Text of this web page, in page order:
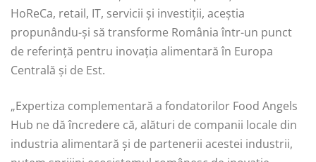
HoReCa, retail, IT, servicii și investiții, aceștia
propunându-și să transforme România într-un punct
de referință pentru inovația alimentară în Europa
Centrală și de Est.
„Expertiza complementară a fondatorilor Food Angels
Hub ne dă încredere că, alături de companii locale din
industria alimentară și de partenerii acestei industrii,